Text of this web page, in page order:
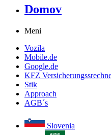
Domov
Meni
Vozila
Mobile.de
Google.de
KFZ
Stik
Approach
AGB´s
Slovenia